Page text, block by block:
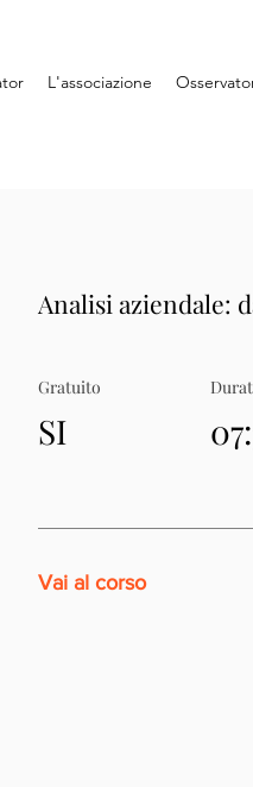
L'associazione
Analisi aziendale:
Gratuito
SI
Vai al corso